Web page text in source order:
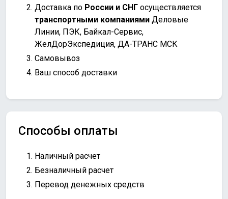
Доставка по России и СНГ осуществляется
транспортными компаниями Деловые
Линии, ПЭК, Байкал-Сервис,
ЖелДорЭкспедиция, ДА-ТРАНС МСК
Самовывоз
Ваш способ доставки
Способы оплаты
Наличный расчет
Безналичный расчет
Перевод денежных средств